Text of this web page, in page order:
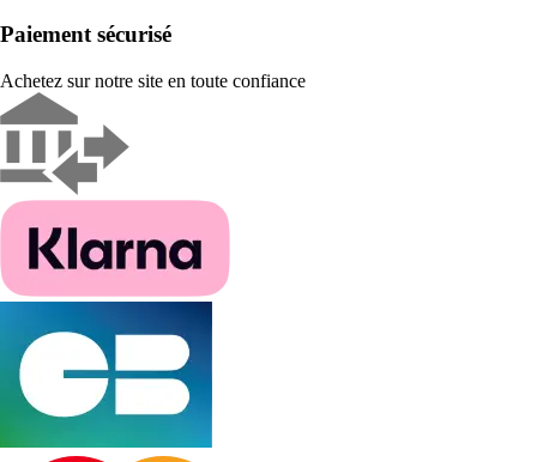
Paiement sécurisé
Achetez sur notre site en toute confiance